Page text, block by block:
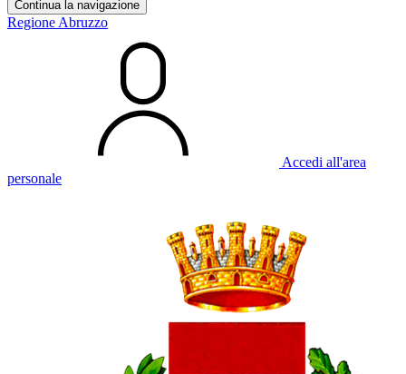
Continua la navigazione
Regione Abruzzo
Accedi all'area
personale